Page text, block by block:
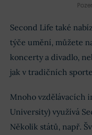
Second Life také
týče umění, můžete
koncerty a divadlo,
jak v tradičních
Mnoho vzdělávacích
University) využívá
Několik států, např.